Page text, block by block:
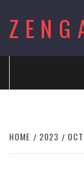
content
HOME 2023